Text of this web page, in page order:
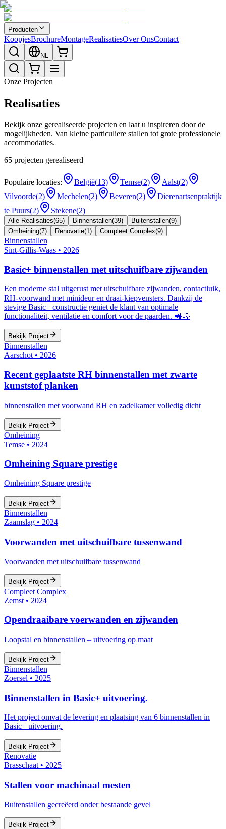
Producten
KoopjesBrochureMontageRealisatiesOver OnsContact
NL
Onze Projecten
Realisaties
Bekijk onze gerealiseerde projecten en laat u inspireren door de
mogelijkheden. Van kleine particuliere stallen tot grote professionele
accommodaties.
65 projecten gerealiseerd
Populaire locaties: België(13) Temse(2) Aalst(2)
Vilvoorde(2) Mechelen(2) Beveren(2)
Dierenartsenpraktijk
te Puurs(2) Stekene(2)
Alle Realisaties(65) Binnenstallen(39) Buitenstallen(9)
Omheining(7) Renovatie(1 ) Compleet Complex(9)
Binnenstallen
Sint-Gillis-Waas • 2026
Basic+ binnenstallen met uitschuifbare zijwanden
Een moderne stal uitgerust met uitschuifbare zijwanden, contactluik,
RH-voorwand met minideur en draai-kiepvensters. Dankzij de
stevige Basic+ constructie geniet de klant van optimale
functionaliteit, ventilatie en comfort voor de paarden. 🚜🐴
Bekijk Project
Binnenstallen
Aarschot • 2026
Recent geplaatste RH binnenstallen met zwarte
kunststof planken
binnenstallen met voorwand RH en zadelkamer volledig dicht
Bekijk Project
Omheining
Temse • 2024
Omheining Square prestige
Omheining Square prestige
Bekijk Project
Binnenstallen
Zaamslag • 2024
Voorwanden met uitschuifbare tussenwand
Voorwanden met uitschuifbare tussenwand
Bekijk Project
Compleet Complex
Zemst • 2024
Opendraaibare voerwanden en zijwanden
Loopstal en binnenstallen – uitvoering op maat
Bekijk Project
Binnenstallen
Zoersel • 2025
Binnenstallen in Basic+ uitvoering.
Het project omvat de levering en plaatsing van 6 binnenstallen in
Basic+ uitvoering.
Bekijk Project
Renovatie
Brasschaat• 2025
Stallen voor machinaal mesten
Buitenstallen gecreëerd onder bestaande gevel
Bekijk Project